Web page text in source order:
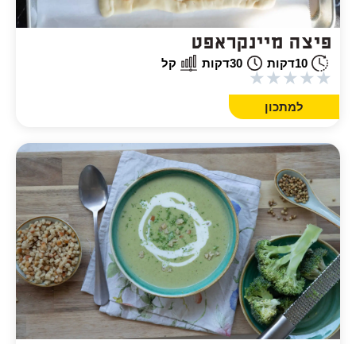
פיצה מיינקראפט
10דקות 30דקות קל
★
★
★
★
★
למתכון